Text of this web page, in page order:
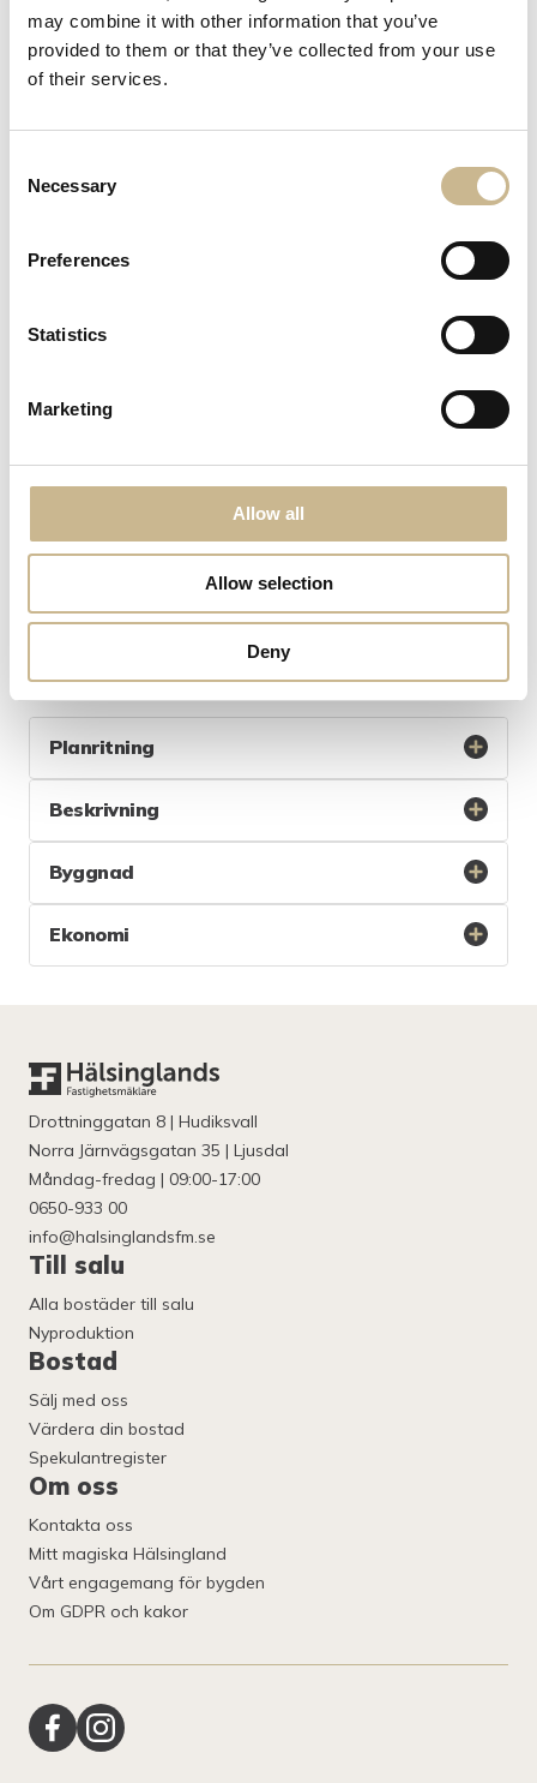
may combine it with other information that you’ve
provided to them or that they’ve collected from your use
of their services.
Selection
Necessary
Preferences
Statistics
Marketing
Allow all
Allow selection
Deny
Visning
Kontakta ansvarig mäklare för bokning av personlig visning.
Visa alla bilder
Planritning
Beskrivning
Byggnad
Ekonomi
Drottninggatan 8 | Hudiksvall
Norra Järnvägsgatan 35 | Ljusdal
Måndag-fredag | 09:00-17:00
0650-933 00
info@halsinglandsfm.se
Till salu
Alla bostäder till salu
Nyproduktion
Bostad
Sälj med oss
Värdera din bostad
Spekulantregister
Om oss
Kontakta oss
Mitt magiska Hälsingland
Vårt engagemang för bygden
Om GDPR och kakor